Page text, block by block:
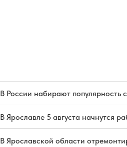
В России набирают популярность
В Ярославле 5 августа начнутся
В Ярославской области